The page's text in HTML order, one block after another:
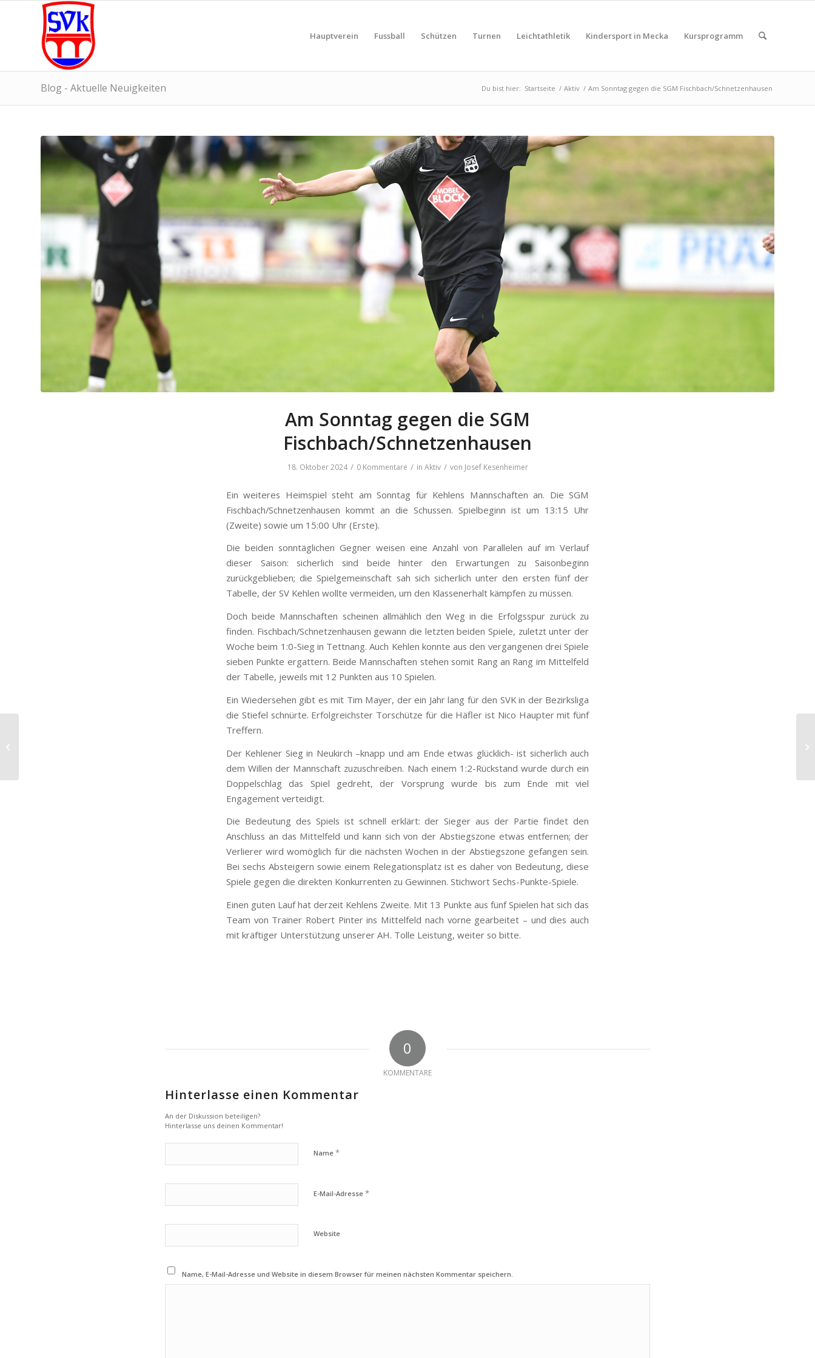
Hauptverein Fussball Schützen Turnen Leichtathletik Kindersport in Mecka Kursprogramm
Blog - Aktuelle Neuigkeiten Du bist hier: Startseite / Aktiv / Am Sonntag gegen die SGM Fischbach/Schnetzenhausen
Am Sonntag gegen die SGM
Fischbach/Schnetzenhausen
18. Oktober 2024 / 0 Kommentare / in Aktiv / von Josef Kesenheimer
Ein weiteres Heimspiel steht am Sonntag für Kehlens Mannschaften an. Die SGM
Fischbach/Schnetzenhausen kommt an die Schussen. Spielbeginn ist um 13:15 Uhr
(Zweite) sowie um 15:00 Uhr (Erste).
Die beiden sonntäglichen Gegner weisen eine Anzahl von Parallelen auf im Verlauf
dieser Saison: sicherlich sind beide hinter den Erwartungen zu Saisonbeginn
zurückgeblieben; die Spielgemeinschaft sah sich sicherlich unter den ersten fünf der
Tabelle, der SV Kehlen wollte vermeiden, um den Klassenerhalt kämpfen zu müssen.
Doch beide Mannschaften scheinen allmählich den Weg in die Erfolgsspur zurück zu
finden. Fischbach/Schnetzenhausen gewann die letzten beiden Spiele, zuletzt unter der
Woche beim 1:0-Sieg in Tettnang. Auch Kehlen konnte aus den vergangenen drei Spiele
sieben Punkte ergattern. Beide Mannschaften stehen somit Rang an Rang im Mittelfeld
der Tabelle, jeweils mit 12 Punkten aus 10 Spielen.
Ein Wiedersehen gibt es mit Tim Mayer, der ein Jahr lang für den SVK in der Bezirksliga
die Stiefel schnürte. Erfolgreichster Torschütze für die Häfler ist Nico Haupter mit fünf
Treffern.
Der Kehlener Sieg in Neukirch –knapp und am Ende etwas glücklich- ist sicherlich auch
dem Willen der Mannschaft zuzuschreiben. Nach einem 1:2-Rückstand wurde durch ein
Doppelschlag das Spiel gedreht, der Vorsprung wurde bis zum Ende mit viel
Engagement verteidigt.
Die Bedeutung des Spiels ist schnell erklärt: der Sieger aus der Partie findet den
Anschluss an das Mittelfeld und kann sich von der Abstiegszone etwas entfernen; der
Verlierer wird womöglich für die nächsten Wochen in der Abstiegszone gefangen sein.
Bei sechs Absteigern sowie einem Relegationsplatz ist es daher von Bedeutung, diese
Spiele gegen die direkten Konkurrenten zu Gewinnen. Stichwort Sechs-Punkte-Spiele.
Einen guten Lauf hat derzeit Kehlens Zweite. Mit 13 Punkte aus fünf Spielen hat sich das
Team von Trainer Robert Pinter ins Mittelfeld nach vorne gearbeitet – und dies auch
mit kräftiger Unterstützung unserer AH. Tolle Leistung, weiter so bitte.
0
KOMMENTARE
Hinterlasse einen Kommentar
An der Diskussion beteiligen?
Hinterlasse uns deinen Kommentar!
Name *
E-Mail-Adresse *
Website
Name, E-Mail-Adresse und Website in diesem Browser für meinen nächsten Kommentar speichern.